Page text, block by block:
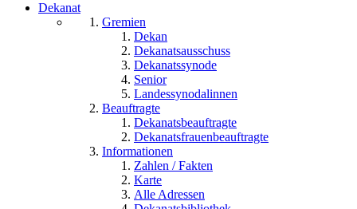
Dekanat
Gremien
Dekan
Dekanatsausschuss
Dekanatssynode
Senior
Landessynodalinnen
Beauftragte
Dekanatsbeauftragte
Dekanatsfrauenbeauftragte
Informationen
Zahlen / Fakten
Karte
Alle Adressen